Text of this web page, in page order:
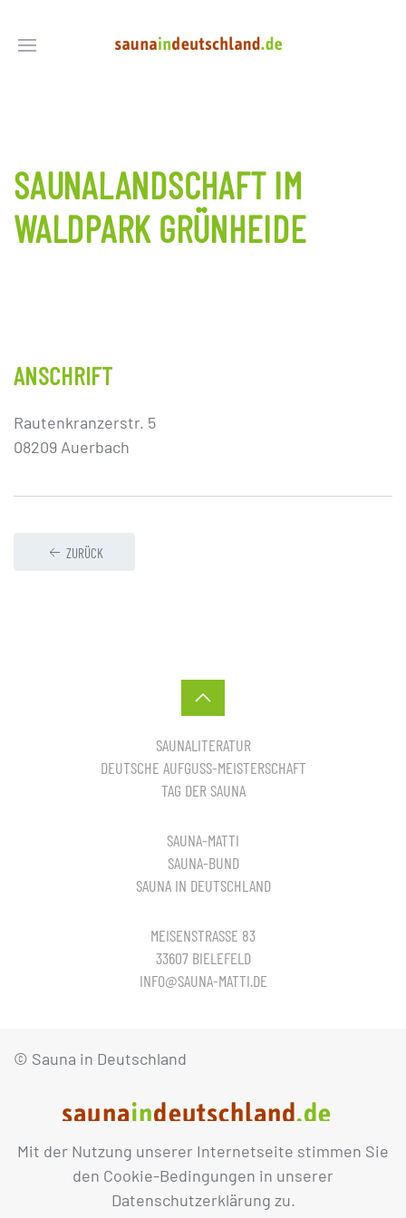
Mit der Nutzung unserer Internetseite stimmen Sie
den Cookie-Bedingungen in unserer
Datenschutzerklärung zu.
SAUNALANDSCHAFT IM
WALDPARK GRÜNHEIDE
ANSCHRIFT
Rautenkranzerstr. 5
08209 Auerbach
ZURÜCK
SAUNALITERATUR
DEUTSCHE AUFGUSS-MEISTERSCHAFT
TAG DER SAUNA
SAUNA-MATTI
SAUNA-BUND
SAUNA IN DEUTSCHLAND
MEISENSTRASSE 83
33607 BIELEFELD
INFO@SAUNA-MATTI.DE
© Sauna in Deutschland
IMPRESSUM DATENSCHUTZ